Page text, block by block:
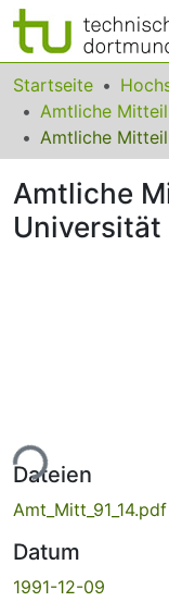
Bereiche &
Das gesamte
FAQ
Startseite
Amtliche
Universität
Dateien
Amt_Mitt_91_14.pdf
Datum
1991-12-09